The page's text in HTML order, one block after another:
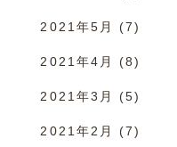
2021年5月 (7)
2021年4月 (8)
2021年3月 (5)
2021年2月 (7)